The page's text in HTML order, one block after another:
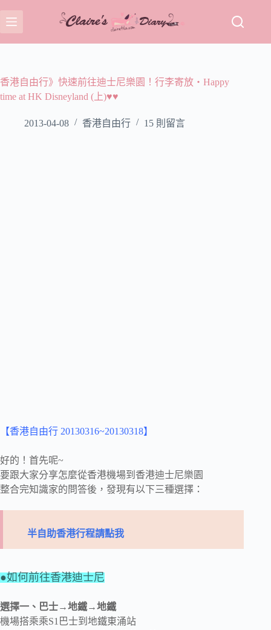
至
主
容
香港自由行》快速前往迪士尼樂園！行李寄放‧Happy
time at HK Disneyland (上)♥♥
2013-04-08 香港自由行 15 則留言
【香港自由行 20130316~20130318】
好的！首先呢~
要跟大家分享怎麼從香港機場到香港迪士尼樂園
整合完知識家的問答後，發現有以下三種選擇：
半自助香港行程請點我
●如何前往香港迪士尼
選擇一、巴士→地鐵→地鐵
機場搭乘乘S1巴士到地鐵東涌站